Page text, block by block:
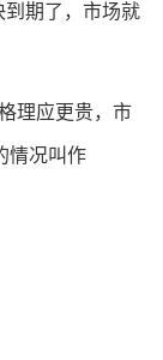
到期了，市场就
理应更贵，市
情况叫作